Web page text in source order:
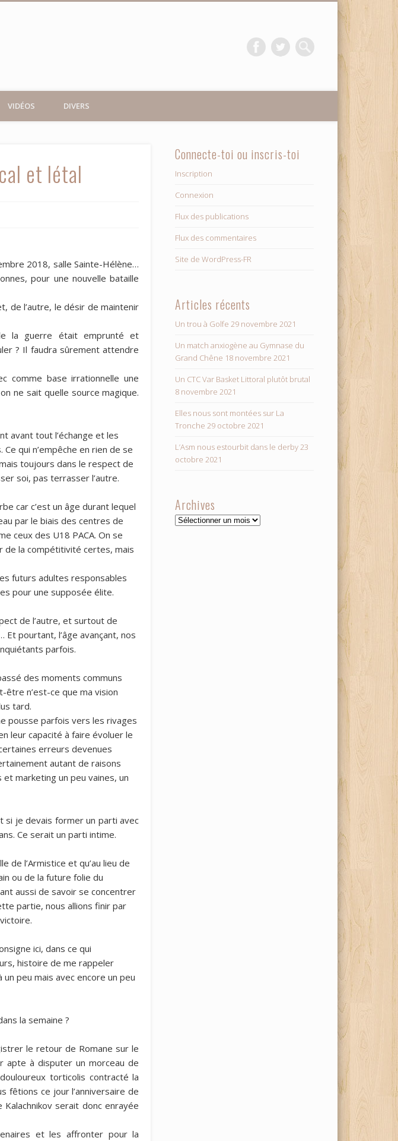
VIDÉOS DIVERS
et létal
2018, salle Sainte-Hélène…
pour une nouvelle bataille
de l’autre, le désir de maintenir
la guerre était emprunté et
? Il faudra sûrement attendre
comme base irrationnelle une
ne sait quelle source magique.
avant tout l’échange et les
qui n’empêche en rien de se
toujours dans le respect de
soi, pas terrasser l’autre.
car c’est un âge durant lequel
par le biais des centres de
ceux des U18 PACA. On se
la compétitivité certes, mais
futurs adultes responsables
pour une supposée élite.
de l’autre, et surtout de
pourtant, l’âge avançant, nos
parfois.
des moments communs
être n’est-ce que ma vision
tard.
pousse parfois vers les rivages
leur capacité à faire évoluer le
erreurs devenues
autant de raisons
et marketing un peu vaines, un
si je devais former un parti avec
Ce serait un parti intime.
de l’Armistice et qu’au lieu de
ou de la future folie du
aussi de savoir se concentrer
partie, nous allions finir par
ici, dans ce qui
histoire de me rappeler
peu mais avec encore un peu
la semaine ?
le retour de Romane sur le
à disputer un morceau de
torticolis contracté la
fêtions ce jour l’anniversaire de
Kalachnikov serait donc enrayée
et les affronter pour la
Connecte-toi ou inscris-toi
Inscription
Connexion
Flux des publications
Flux des commentaires
Site de WordPress-FR
Articles récents
Un trou à Golfe 29 novembre 2021
Un match anxiogène au Gymnase du
Grand Chêne 18 novembre 2021
Un CTC Var Basket Littoral plutôt brutal
8 novembre 2021
Elles nous sont montées sur La
Tronche 29 octobre 2021
L’Asm nous estourbit dans le derby23
octobre 2021
Archives
Archives